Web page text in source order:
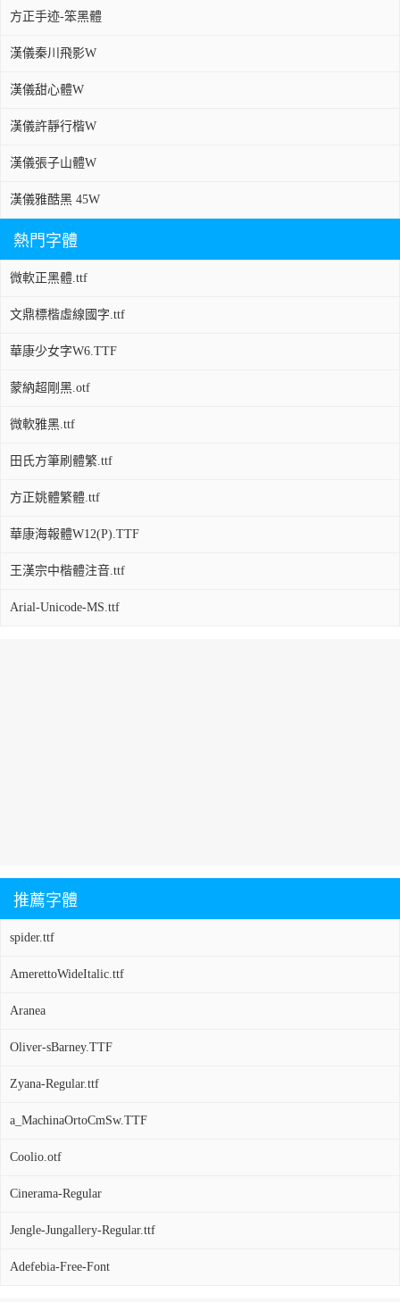
方正手迹-笨黑體
漢儀秦川飛影W
漢儀甜心體W
漢儀許靜行楷W
漢儀張子山體W
漢儀雅酷黑 45W
熱門字體
微軟正黑體.ttf
文鼎標楷虛線國字.ttf
華康少女字W6.TTF
蒙納超剛黑.otf
微軟雅黑.ttf
田氏方筆刷體繁.ttf
方正姚體繁體.ttf
華康海報體W12(P).TTF
王漢宗中楷體注音.ttf
Arial-Unicode-MS.ttf
推薦字體
spider.ttf
AmerettoWideItalic.ttf
Aranea
Oliver-sBarney.TTF
Zyana-Regular.ttf
a_MachinaOrtoCmSw.TTF
Coolio.otf
Cinerama-Regular
Jengle-Jungallery-Regular.ttf
Adefebia-Free-Font